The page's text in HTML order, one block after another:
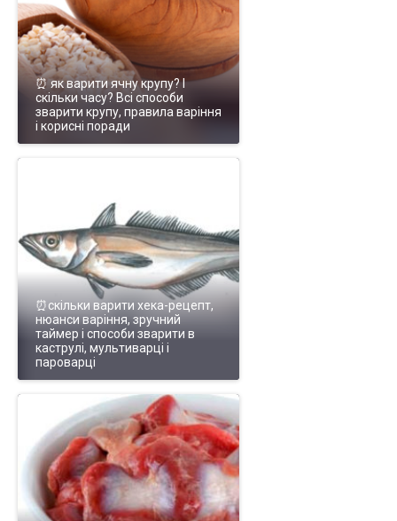
⏰ як варити ячну крупу? І
скільки часу? Всі способи
зварити крупу, правила варіння
і корисні поради
⏰скільки варити хека-рецепт,
нюанси варіння, зручний
таймер і способи зварити в
каструлі, мультиварці і
пароварці